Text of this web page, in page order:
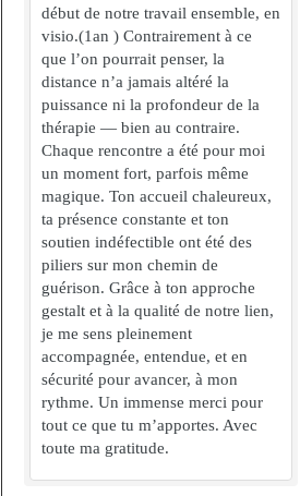
début de notre travail ensemble, en
visio.(1an ) Contrairement à ce
que l’on pourrait penser, la
distance n’a jamais altéré la
puissance ni la profondeur de la
thérapie — bien au contraire.
Chaque rencontre a été pour moi
un moment fort, parfois même
magique. Ton accueil chaleureux,
ta présence constante et ton
soutien indéfectible ont été des
piliers sur mon chemin de
guérison. Grâce à ton approche
gestalt et à la qualité de notre lien,
je me sens pleinement
accompagnée, entendue, et en
sécurité pour avancer, à mon
rythme. Un immense merci pour
tout ce que tu m’apportes. Avec
toute ma gratitude.